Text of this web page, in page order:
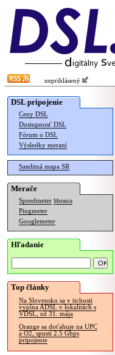
neprihlásený
DSL pripojenie
Ceny DSL
Dostupnosť DSL
Fórum o DSL
Výsledky meraní
Satelitná mapa SR
Merače
Speedmeter Merania
Pingmeter
Googlemeter
Hľadanie
Top články
Na Slovensku sa v tichosti
vypína ADSL v lokalitách s
VDSL, už 31. mája
Orange sa doťahuje na UPC
a O2, spustí 2.5 Gbps
pripojenie